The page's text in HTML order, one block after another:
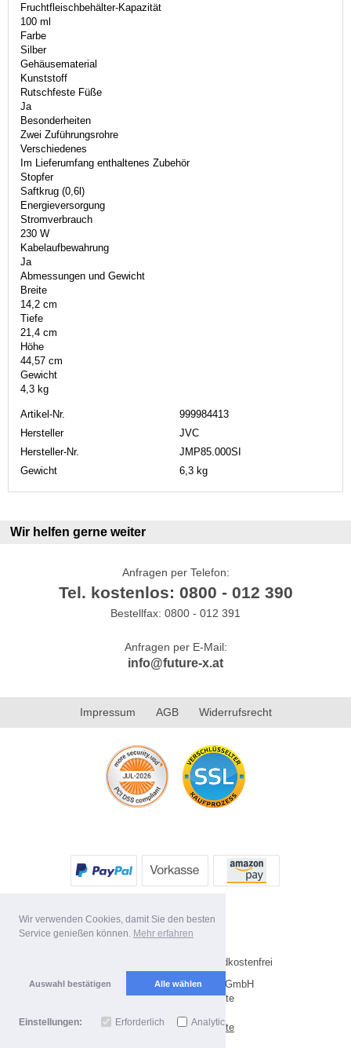
Wir verwenden Cookies, damit Sie den besten
Service genießen können. Mehr erfahren
Auswahl bestätigen Alle wählen
Einstellungen: Erforderlich Analytics
Fruchtfleischbehälter-Kapazität
100 ml
Farbe
Silber
Gehäusematerial
Kunststoff
Rutschfeste Füße
Ja
Besonderheiten
Zwei Zuführungsrohre
Verschiedenes
Im Lieferumfang enthaltenes Zubehör
Stopfer
Saftkrug (0,6l)
Energieversorgung
Stromverbrauch
230 W
Kabelaufbewahrung
Ja
Abmessungen und Gewicht
Breite
14,2 cm
Tiefe
21,4 cm
Höhe
44,57 cm
Gewicht
4,3 kg
Artikel-Nr.
999984413
Hersteller
JVC
Hersteller-Nr.
JMP85.000SI
Gewicht
6,3 kg
Wir helfen gerne weiter
Anfragen per Telefon:
Tel. kostenlos: 0800 - 012 390
Bestellfax: 0800 - 012 391
Anfragen per E-Mail:
info@future-x.at
Impressum AGB Widerrufsrecht
* Alle Preise inkl. MwSt. Versandkostenfrei
Copyright 2026 by Future-X GmbH
Mobile Shop by Shopgate
Zur klassischen Webseite